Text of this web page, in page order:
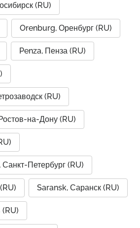
(RU)
Orenburg, Оренбург (RU)
Penza, Пенза (RU)
(RU)
на-Дону (RU)
Петербург (RU)
Saransk, Саранск (RU)